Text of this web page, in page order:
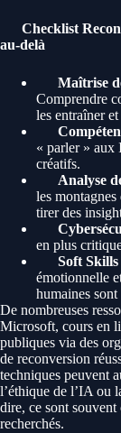
Checklist
au-delà
Maîtrise
Comprendre
les entraîner
« parler » aux
créatifs.
Analyse
les
tirer des
en plus
Soft Skills
émotionnelle
humaines
De nombreuses
Microsoft, cours en
publiques via des
de reconversion
techniques peuvent
l’éthique de l’IA ou
dire, ce sont
recherchés.